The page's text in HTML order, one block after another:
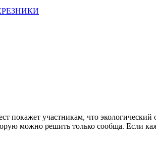
покажет участникам, что
можно решить только сообща. Если